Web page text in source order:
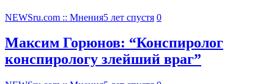
NEWSru.com :: Мнения5 лет спустя 0
Максим Горюнов: “Конспиролог
конспирологу злейший враг”